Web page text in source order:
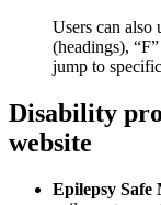
Users can also
(headings),
jump to
Disability
website
Epilepsy Safe